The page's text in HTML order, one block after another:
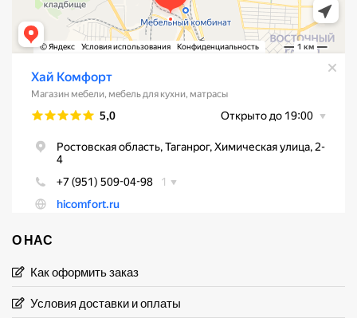
О НАС
Как оформить заказ
Условия доставки и оплаты